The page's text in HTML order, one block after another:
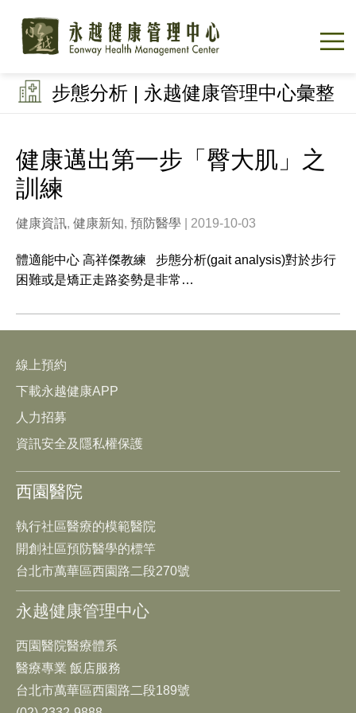
步態分析 | 永越健康管理中心彙整
健康邁出第一步「臀大肌」之
訓練
健康資訊, 健康新知, 預防醫學 | 2019-10-03
體適能中心 高祥傑教練 步態分析(gait analysis)對於步行
困難或是矯正走路姿勢是非常…
線上預約
下載永越健康APP
人力招募
資訊安全及隱私權保護
西園醫院
執行社區醫療的模範醫院
開創社區預防醫學的標竿
台北市萬華區西園路二段270號
永越健康管理中心
西園醫院醫療體系
醫療專業 飯店服務
台北市萬華區西園路二段189號